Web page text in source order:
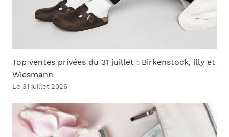
Top ventes privées du 31 juillet : Birkenstock, illy et
Wiesmann
Le 31 juillet 2026